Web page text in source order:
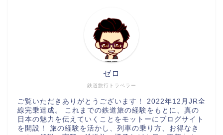
鉄道旅行トラベラー
ゼロ
ご覧いただきありがとうございます！ 2022年12月JR全
線完乗達成。 これまでの鉄道旅の経験をもとに、真の
日本の魅力を伝えていくことをモットーにブログサイト
を開設！ 旅の経験を活かし、列車の乗り方、お得なき